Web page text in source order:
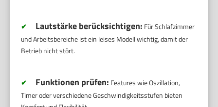
✔ Lautstärke berücksichtigen: Für Schlafzimmer
und Arbeitsbereiche ist ein leises Modell wichtig, damit der
Betrieb nicht stört.
✔ Funktionen prüfen: Features wie Oszillation,
Timer oder verschiedene Geschwindigkeitsstufen bieten